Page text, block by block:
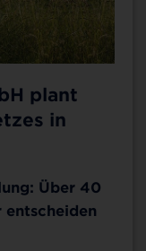
plant
in
Über 40
entscheiden